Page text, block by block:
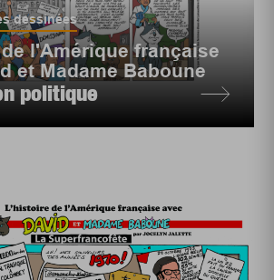
dessinées
l'Amérique française
et Madame Baboune
politique